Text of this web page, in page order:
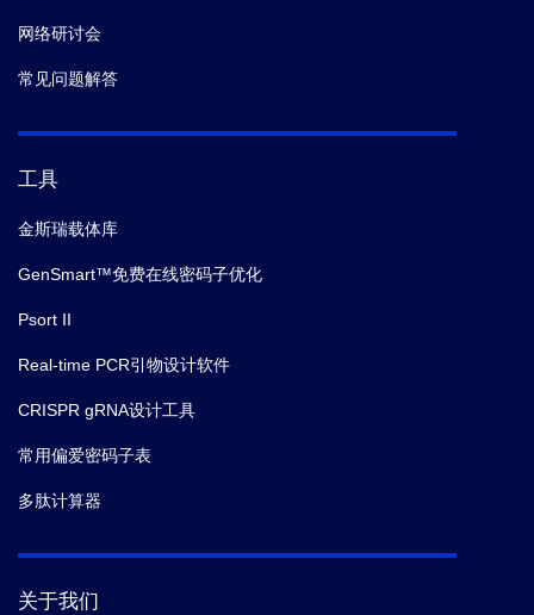
网络研讨会
常见问题解答
工具
金斯瑞载体库
GenSmart™免费在线密码子优化
Psort II
Real-time PCR引物设计软件
CRISPR gRNA设计工具
常用偏爱密码子表
多肽计算器
关于我们